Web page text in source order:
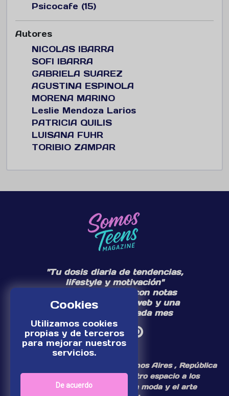
Cookies
Utilizamos cookies
propias y de terceros
para mejorar nuestros
servicios.
De acuerdo
Psicocafe (15)
Autores
NICOLAS IBARRA
SOFI IBARRA
GABRIELA SUAREZ
AGUSTINA ESPINOLA
MORENA MARINO
Leslie Mendoza Larios
PATRICIA QUILIS
LUISANA FUHR
TORIBIO ZAMPAR
"Tu dosis diaria de tendencias,
lifestyle y motivación"
Te acompañamos con notas
diarias en nuestra web y una
edición especial cada mes
¡Somos un medio digital de Buenos Aires , República
Argentina, dedicamos nuestro espacio a los
personajes del mundo de la moda y el arte